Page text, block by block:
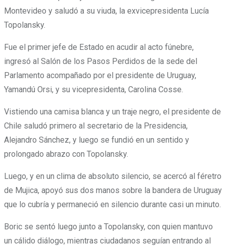
Montevideo y saludó a su viuda, la exvicepresidenta Lucía
Topolansky.
Fue el primer jefe de Estado en acudir al acto fúnebre,
ingresó al Salón de los Pasos Perdidos de la sede del
Parlamento acompañado por el presidente de Uruguay,
Yamandú Orsi, y su vicepresidenta, Carolina Cosse.
Vistiendo una camisa blanca y un traje negro, el presidente de
Chile saludó primero al secretario de la Presidencia,
Alejandro Sánchez, y luego se fundió en un sentido y
prolongado abrazo con Topolansky.
Luego, y en un clima de absoluto silencio, se acercó al féretro
de Mujica, apoyó sus dos manos sobre la bandera de Uruguay
que lo cubría y permaneció en silencio durante casi un minuto.
Boric se sentó luego junto a Topolansky, con quien mantuvo
un cálido diálogo, mientras ciudadanos seguían entrando al